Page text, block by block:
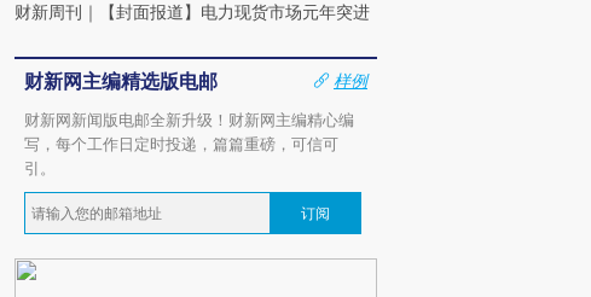
财新周刊 ｜ 【封面报道】电力现货市场元年突进
财新网主编精选版电邮
样例
财新网新闻版电邮全新升级！财新网主编精心编
写，每个工作日定时投递，篇篇重磅，可信可
引。
订阅